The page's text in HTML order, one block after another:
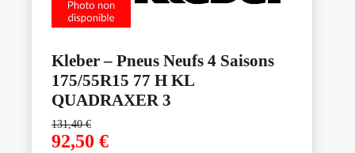
Kleber – Pneus Neufs 4 Saisons
175/55R15 77 H KL
QUADRAXER 3
131,40€
92,50 €